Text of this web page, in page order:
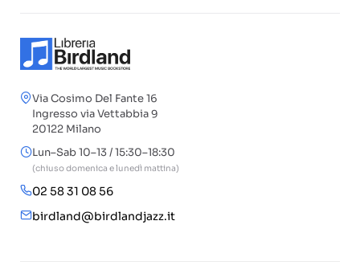
Via Cosimo Del Fante 16
Ingresso via Vettabbia 9
20122 Milano
Lun–Sab 10–13 / 15:30–18:30
(chiuso domenica e lunedì mattina)
02 58 31 08 56
birdland@birdlandjazz.it